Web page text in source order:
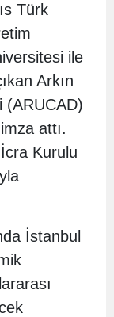
Türk
ile
Arkın
(ARUCAD)
attı.
Kurulu
İstanbul